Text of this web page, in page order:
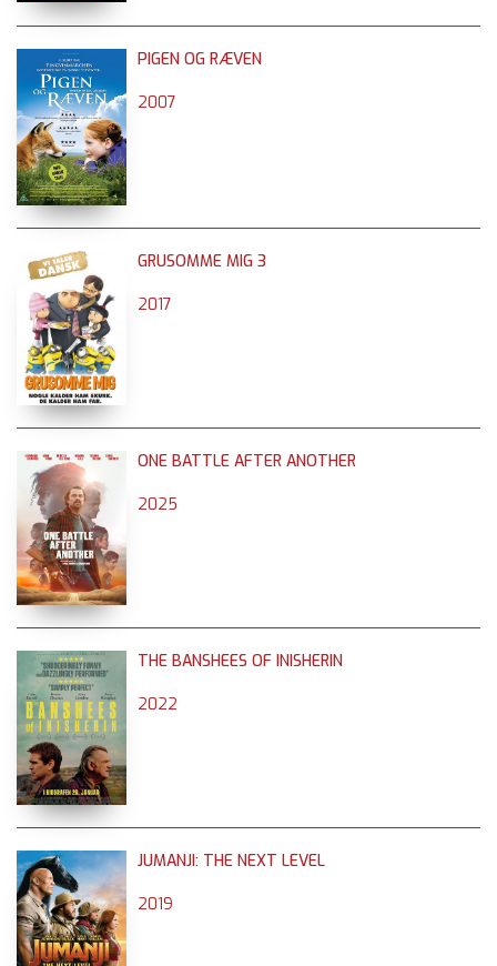
PIGEN OG RÆVEN
2007
GRUSOMME MIG 3
2017
ONE BATTLE AFTER ANOTHER
2025
THE BANSHEES OF INISHERIN
2022
JUMANJI: THE NEXT LEVEL
2019